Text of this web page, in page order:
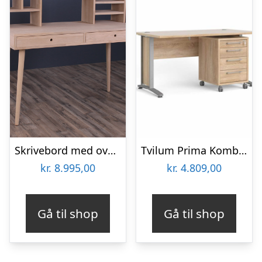
Skrivebord med overbygning, Orlando
kr. 8.995,00
Gå til shop
Tvilum Prima Komb. skrivebord – 150 cm : Erling Christensen Møbler
kr. 4.809,00
Gå til shop